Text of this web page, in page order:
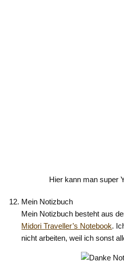
Hier kann man super
Mein Notizbuch
Mein Notizbuch besteht aus
Midori Traveller’s Notebook.
nicht arbeiten, weil ich sonst